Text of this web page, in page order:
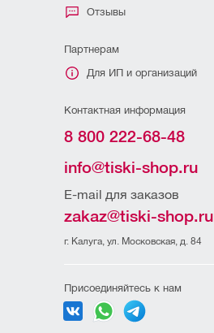
Отзывы
Партнерам
Для ИП и организаций
Контактная информация
8 800 222-68-48
info@tiski-shop.ru
E-mail для заказов
zakaz@tiski-shop.ru
г. Калуга, ул. Московская, д. 84
Присоединяйтесь к нам